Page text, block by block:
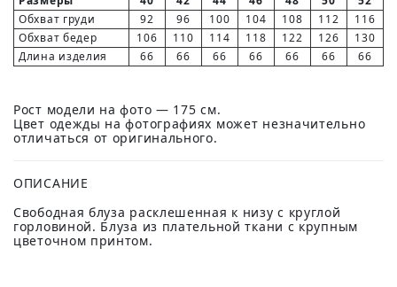
Обхват груди
92 96 100 104 108 112
116
Обхват бедер
106 110 114 118 122 126
130
Длина изделия
66 66 66 66 66 66 66
Рост модели на фото — 175 см.
Цвет одежды на фотографиях может незначительно
отличаться от оригинального.
ОПИСАНИЕ
Свободная блуза расклешенная к низу с круглой
горловиной. Блуза из плательной ткани с крупным
цветочном принтом.